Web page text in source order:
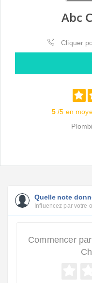
Abc
Cliquer
5 /5 en
Quelle note
Influencez par votre
Commencer